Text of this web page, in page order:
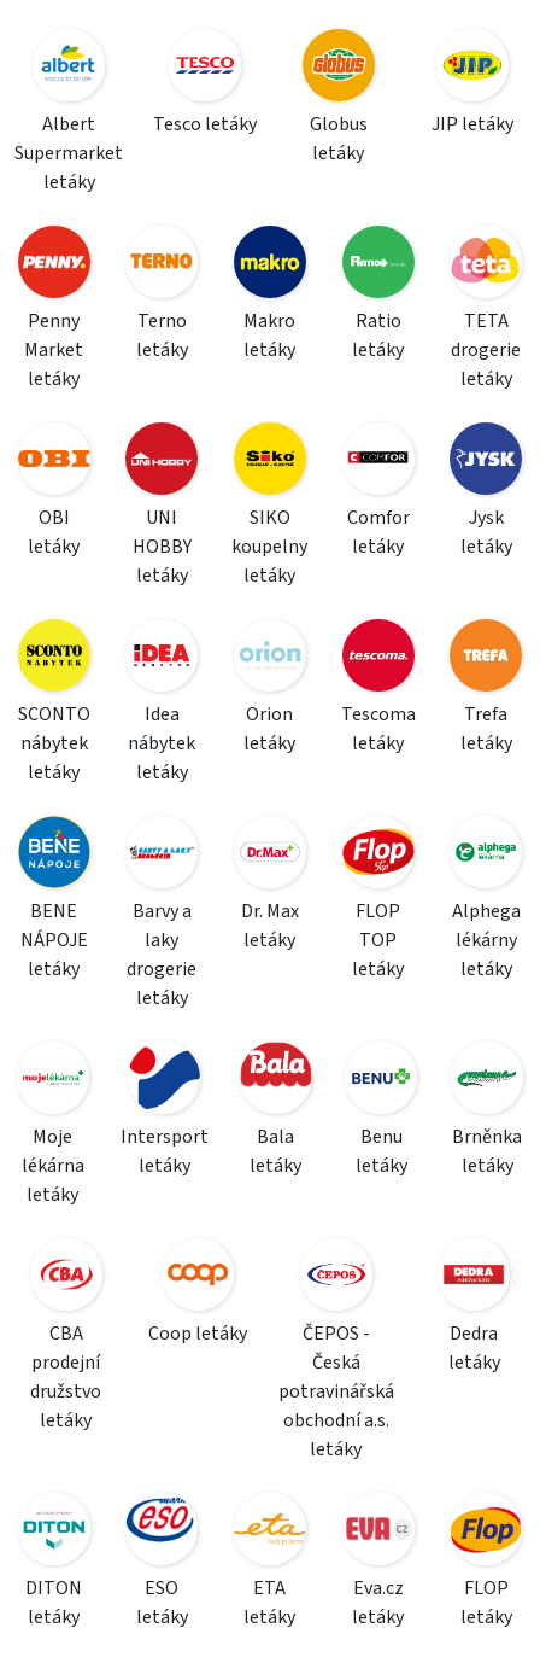
Albert
Supermarket
letáky
Tesco letáky
Globus
letáky
JIP letáky
Penny
Market
letáky
Terno
letáky
Makro
letáky
Ratio
letáky
TETA
drogerie
letáky
OBI
letáky
UNI
HOBBY
letáky
SIKO
koupelny
letáky
Comfor
letáky
Jysk
letáky
SCONTO
nábytek
letáky
Idea
nábytek
letáky
Orion
letáky
Tescoma
letáky
Trefa
letáky
BENE
NÁPOJE
letáky
Barvy a
laky
drogerie
letáky
Dr. Max
letáky
FLOP
TOP
letáky
Alphega
lékárny
letáky
Moje
lékárna
letáky
Intersport
letáky
Bala
letáky
Benu
letáky
Brněnka
letáky
CBA
prodejní
družstvo
letáky
Coop letáky
ČEPOS -
Česká
potravinářská
obchodní a.s.
letáky
Dedra
letáky
DITON
letáky
ESO
letáky
ETA
letáky
Eva.cz
letáky
FLOP
letáky